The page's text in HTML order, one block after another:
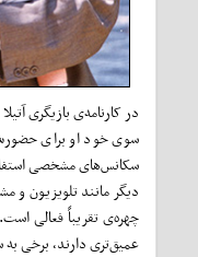
در کارنامه‌ی بازیگری
سوی خود او برای حضورش
سکانس‌های مشخصی
دیگر مانند تلویزیون و
چهره‌ی تقریباً فعالی
عمیق‌تری دارند، برخی به